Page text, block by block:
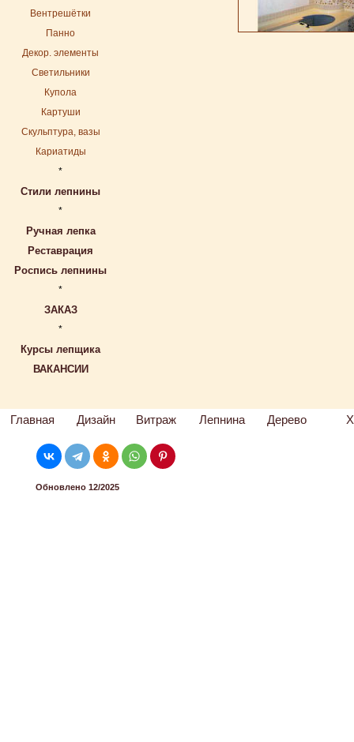
Вентрешётки
Панно
Декор. элементы
Светильники
Купола
Картуши
Скульптура, вазы
Кариатиды
*
Стили лепнины
*
Ручная лепка
Реставрация
Роспись лепнины
*
ЗАКАЗ
*
Курсы лепщика
ВАКАНСИИ
Главная Дизайн Витраж Лепнина Дерево
Обновлено 12/2025